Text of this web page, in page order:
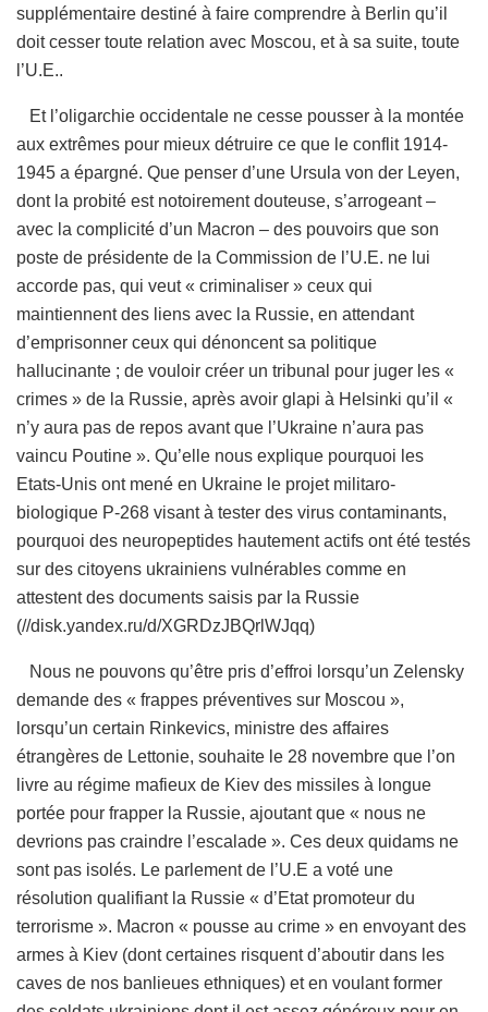
supplémentaire destiné à faire comprendre à Berlin qu’il
doit cesser toute relation avec Moscou, et à sa suite, toute
l’U.E..
Et l’oligarchie occidentale ne cesse pousser à la montée
aux extrêmes pour mieux détruire ce que le conflit 1914-
1945 a épargné. Que penser d’une Ursula von der Leyen,
dont la probité est notoirement douteuse, s’arrogeant –
avec la complicité d’un Macron – des pouvoirs que son
poste de présidente de la Commission de l’U.E. ne lui
accorde pas, qui veut « criminaliser » ceux qui
maintiennent des liens avec la Russie, en attendant
d’emprisonner ceux qui dénoncent sa politique
hallucinante ; de vouloir créer un tribunal pour juger les «
crimes » de la Russie, après avoir glapi à Helsinki qu’il «
n’y aura pas de repos avant que l’Ukraine n’aura pas
vaincu Poutine ». Qu’elle nous explique pourquoi les
Etats-Unis ont mené en Ukraine le projet militaro-
biologique P-268 visant à tester des virus contaminants,
pourquoi des neuropeptides hautement actifs ont été testés
sur des citoyens ukrainiens vulnérables comme en
attestent des documents saisis par la Russie
(//disk.yandex.ru/d/XGRDzJBQrlWJqq)
Nous ne pouvons qu’être pris d’effroi lorsqu’un Zelensky
demande des « frappes préventives sur Moscou »,
lorsqu’un certain Rinkevics, ministre des affaires
étrangères de Lettonie, souhaite le 28 novembre que l’on
livre au régime mafieux de Kiev des missiles à longue
portée pour frapper la Russie, ajoutant que « nous ne
devrions pas craindre l’escalade ». Ces deux quidams ne
sont pas isolés. Le parlement de l’U.E a voté une
résolution qualifiant la Russie « d’Etat promoteur du
terrorisme ». Macron « pousse au crime » en envoyant des
armes à Kiev (dont certaines risquent d’aboutir dans les
caves de nos banlieues ethniques) et en voulant former